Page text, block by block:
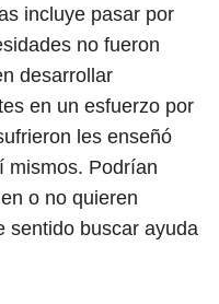
incluye pasar por
no fueron
desarrollar
en un esfuerzo por
les enseñó
mismos. Podrían
o no quieren
sentido buscar ayuda